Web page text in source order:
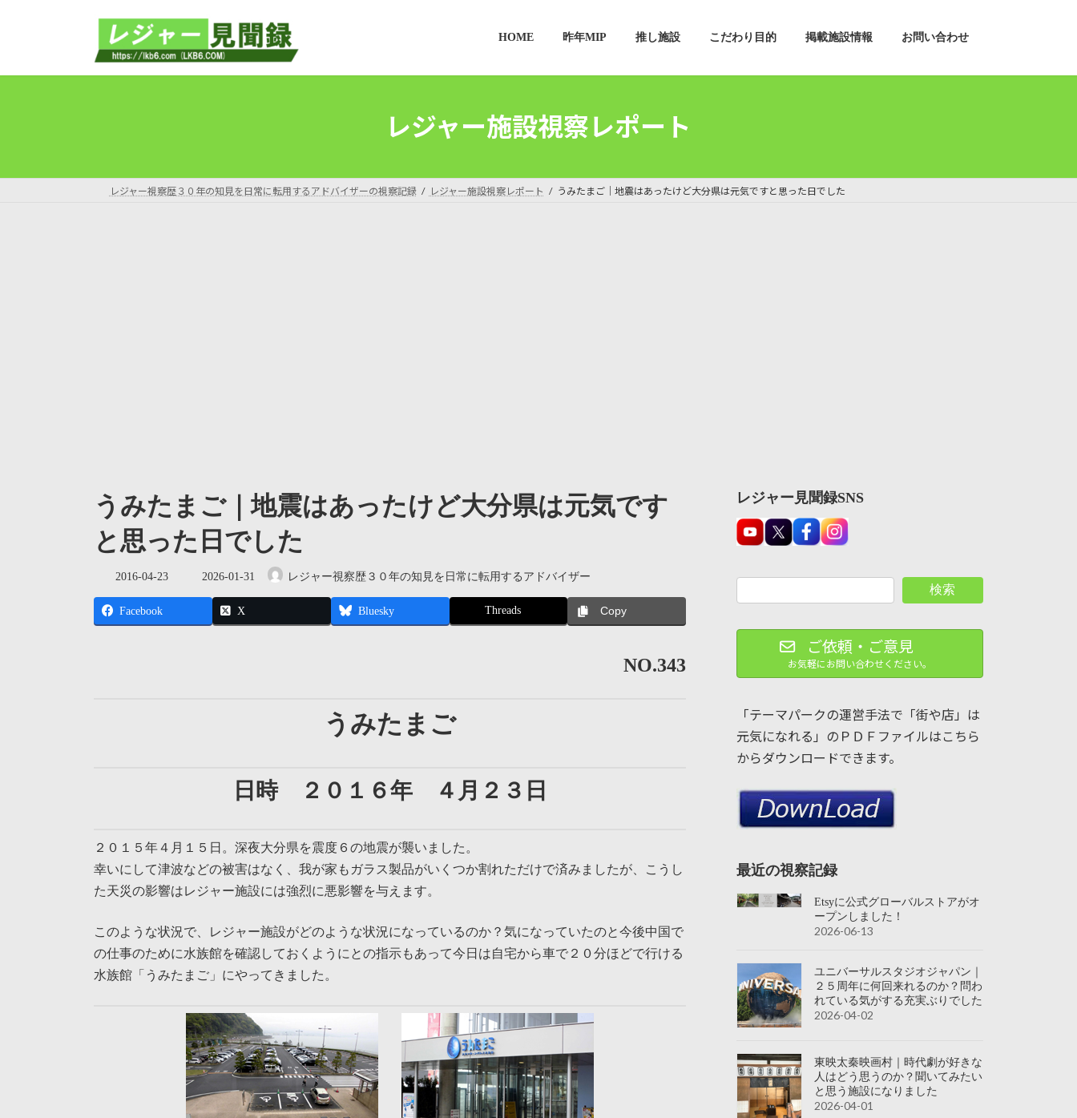
プ
動
HOME 昨年MIP 推し施設 こだわり目的 掲載施設情報 お問い合わせ
レジャー施設視察レポート
レジャー視察歴３０年の知見を日常に転用するアドバイザーの視察記録 レジャー施設視察レポート うみたまご｜地震はあったけど大分県は元気ですと思った日でした
うみたまご｜地震はあったけど大分県は元気です
と思った日でした
2016-04-23
最
更
日
2026-01-31 レジャー視察歴３０年の知見を日常に転用するアドバイザー
Facebook X Bluesky Threads Copy
NO.343
うみたまご
日時 ２０１６年 ４月２３日
２０１５年４月１５日。深夜大分県を震度６の地震が襲いました。
幸いにして津波などの被害はなく、我が家もガラス製品がいくつか割れただけで済みましたが、こうし
た天災の影響はレジャー施設には強烈に悪影響を与えます。
このような状況で、レジャー施設がどのような状況になっているのか？気になっていたのと今後中国で
の仕事のために水族館を確認しておくようにとの指示もあって今日は自宅から車で２０分ほどで行ける
水族館「うみたまご」にやってきました。
レジャー見聞録SNS
検索
ご依頼・ご意見
お気軽にお問い合わせください。
「テーマパークの運営手法で「街や店」は
元気になれる」のＰＤＦファイルはこちら
からダウンロードできます。
最近の視察記録
Etsyに公式グローバルストアがオ
ープンしました！
2026-06-13
ユニバーサルスタジオジャパン｜
２５周年に何回来れるのか？問わ
れている気がする充実ぶりでした
2026-04-02
東映太秦映画村｜時代劇が好きな
人はどう思うのか？聞いてみたい
と思う施設になりました
2026-04-01